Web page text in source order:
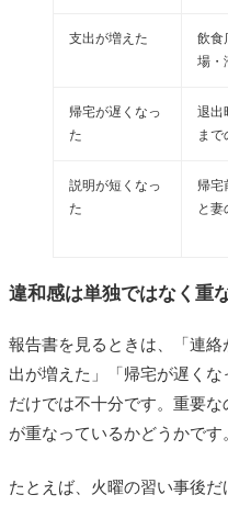
支出が増えた
飲食
場・
帰宅が遅くなっ
た
退出
まで
説明が短くなっ
た
帰宅
と妻
違和感は単独ではなく重
報告書を見るときは、「連
出が増えた」「帰宅が遅く
だけでは不十分です。重要
が重なっているかどうかです
たとえば、火曜の習い事後